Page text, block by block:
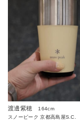
渡邊紫穂
164cm
スノーピーク 京都高島屋S.C.